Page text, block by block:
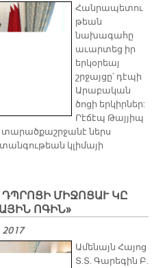
Հանրապետու
թեան
նախագահը
աւարտեց իր
երկօրեայ
շրջայցը՝ դէպի
Արաբական
ծոցի երկիրներ:
Րէճէպ Թայյիպ
ներս
կլիմայի
ՄԻՋՈՑԱՒ ԿԸ
ՈԳԻՆ»
2017
Ամենայն Հայոց
Տ.Տ. Գարեգին Բ.